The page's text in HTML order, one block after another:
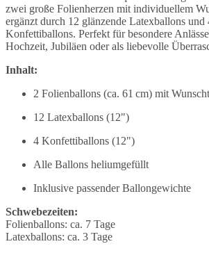
zwei große Folienherzen mit individuellem
ergänzt durch 12 glänzende Latexballons und
Konfettiballons. Perfekt für besondere
Hochzeit, Jubiläen oder als liebevolle
Inhalt:
2 Folienballons (ca. 61 cm) mit
12 Latexballons (12")
4 Konfettiballons (12")
Alle Ballons heliumgefüllt
Inklusive passender Ballongewichte
Schwebezeiten:
Folienballons: ca. 7 Tage
Latexballons: ca. 3 Tage